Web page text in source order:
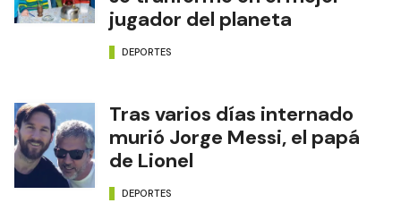
jugador del planeta
DEPORTES
Tras varios días internado
murió Jorge Messi, el papá
de Lionel
DEPORTES